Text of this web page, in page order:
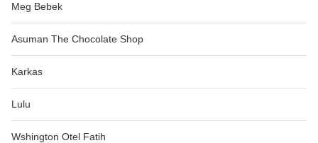
Meg Bebek
Asuman The Chocolate Shop
Karkas
Lulu
Wshington Otel Fatih